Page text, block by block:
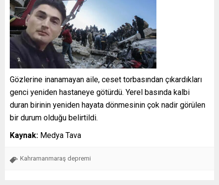
Gözlerine inanamayan aile, ceset torbasından çıkardıkları
genci yeniden hastaneye götürdü. Yerel basında kalbi
duran birinin yeniden hayata dönmesinin çok nadir görülen
bir durum olduğu belirtildi.
Kaynak: Medya Tava
Kahramanmaraş depremi